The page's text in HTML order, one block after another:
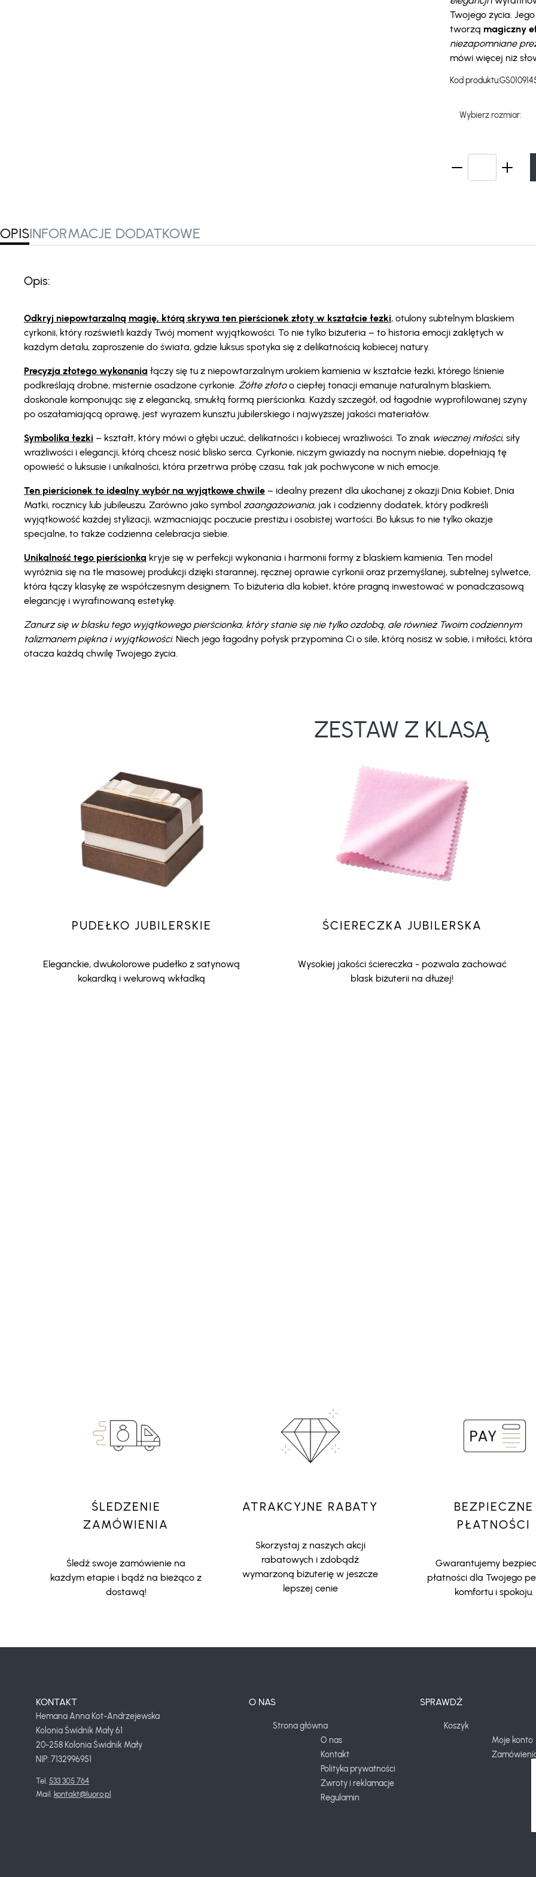
Twojego życia.
tworzą magiczny
niezapomniane
mówi więcej niż
Kod produktu:
Wybierz rozmiar:
OPISINFORMACJE DODATKOWE
Opis:
Odkryj niepowtarzalną magię, którą skrywa ten pierścionek złoty w kształcie łezki, otulony subtelnym blaskiem
cyrkonii, który rozświetli każdy Twój moment wyjątkowości. To nie tylko biżuteria – to historia emocji zaklętych w
każdym detalu, zaproszenie do świata, gdzie luksus spotyka się z delikatnością kobiecej natury.
Precyzja złotego wykonania łączy się tu z niepowtarzalnym urokiem kamienia w kształcie łezki, którego lśnienie
podkreślają drobne, misternie osadzone cyrkonie. Żółte złotoo ciepłej tonacji emanuje naturalnym blaskiem,
doskonale komponując się z elegancką, smukłą formą pierścionka. Każdy szczegół, od łagodnie wyprofilowanej szyny
po oszałamiającą oprawę, jest wyrazem kunsztu jubilerskiego i najwyższej jakości materiałów.
Symbolika łezki – kształt, który mówi o głębi uczuć, delikatności i kobiecej wrażliwości. To znak wiecznej miłości, siły
wrażliwości i elegancji, którą chcesz nosić blisko serca. Cyrkonie, niczym gwiazdy na nocnym niebie, dopełniają tę
opowieść o luksusie i unikalności, która przetrwa próbę czasu, tak jak pochwycone w nich emocje.
Ten pierścionek to idealny wybór na wyjątkowe chwile– idealny prezent dla ukochanej z okazji Dnia Kobiet, Dnia
Matki, rocznicy lub jubileuszu. Zarówno jako symbol zaangażowania, jak i codzienny dodatek, który podkreśli
wyjątkowość każdej stylizacji, wzmacniając poczucie prestiżu i osobistej wartości. Bo luksus to nie tylko okazje
specjalne, to także codzienna celebracja siebie.
Unikalność tego pierścionka kryje się w perfekcji wykonania i harmonii formy z blaskiem kamienia. Ten model
wyróżnia się na tle masowej produkcji dzięki starannej, ręcznej oprawie cyrkonii oraz przemyślanej, subtelnej sylwetce,
która łączy klasykę ze współczesnym designem. To biżuteria dla kobiet, które pragną inwestować w ponadczasową
elegancję i wyrafinowaną estetykę.
Zanurz się w blasku tego wyjątkowego pierścionka, który stanie się nie tylko ozdobą, ale również Twoim codziennym
talizmanem piękna i wyjątkowości. Niech jego łagodny połysk przypomina Ci o sile, którą nosisz w sobie, i miłości, która
otacza każdą chwilę Twojego życia.
ZESTAW Z KLASĄ
PUDEŁKO JUBILERSKIE
Eleganckie, dwukolorowe pudełko z satynową
kokardką i welurową wkładką
ŚCIERECZKA JUBILERSKA
Wysokiej jakości ściereczka - pozwala zachować
blask biżuterii na dłużej!
ŚLEDZENIE
ZAMÓWIENIA
Śledź swoje zamówienie na
każdym etapie i bądź na bieżąco z
dostawą!
ATRAKCYJNE RABATY
Skorzystaj z naszych akcji
rabatowych i zdobądź
wymarzoną biżuterię w jeszcze
lepszej cenie
BEZPIECZNE
PŁATNOŚCI
Gwarantujemy
płatności dla Twojego
komfortu i spokoju.
KONTAKT
Hemana Anna Kot-Andrzejewska
Kolonia Świdnik Mały 61
20-258 Kolonia Świdnik Mały
NIP: 7132996951
Tel. 533 305 764
Mail. kontakt@luoro.pl
O NAS
Strona główna
O nas
Kontakt
Polityka prywatności
Zwroty i reklamacje
Regulamin
SPRAWDŹ
Koszyk
Moje konto